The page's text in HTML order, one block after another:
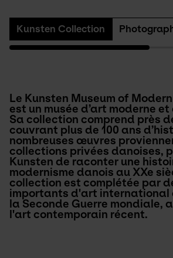
Kunsten Collection
Le Kunsten Museum of
est un musée d’art moderne
Sa collection comprend près
couvrant plus de 100 ans
nombreuses œuvres
collections privées danoises,
Kunsten de raconter une
modernisme danois au XXe
collection est complétée par
importants d'art international
la Seconde Guerre mondiale,
l'art contemporain récent.